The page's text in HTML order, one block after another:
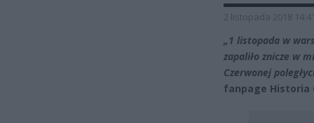
2 listopada 2018
„1 listopada w
zapaliło znicze w
Czerwonej
fanpage Historia